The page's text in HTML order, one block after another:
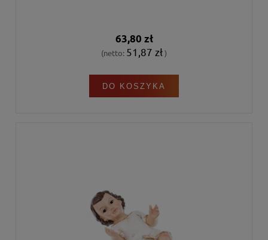
63,80 zł
(netto: 51,87 zł)
DO KOSZYKA